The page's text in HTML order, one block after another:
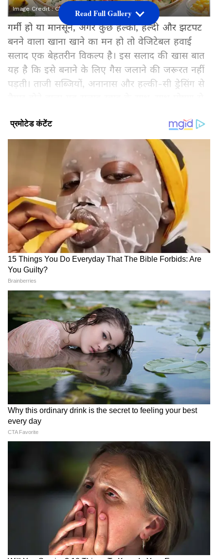
Image Credit :Chatgpt
गर्मी हो या मानसून, अगर कुछ हल्का, हेल्दी और झटपट
बनने वाला खाना खाने का मन हो तो वेजिटेबल हवाई
सलाद एक बेहतरीन विकल्प है। इस सलाद की खास बात
यह है कि इसे बनाने के लिए गैस जलाने की जरूरत नहीं
पड़ती। ताजी सब्जियों, अनानास और हल्की-सी ड्रेसिंग से
शाम के हेल्दी स्नैक के रूप में आसानी से सर्व कर सकते
हैं।
Add Asianetnews Hindi as a Preferred
Source
2
5
Image Credit :Pinterest
जरूरी सामग्री तैयार करें
वेजिटेबल हवाई सलाद बनाने के लिए 1 कप बारीक कटी
पत्तागोभी, 1 गाजर (कद्दूकस की हुई), 1 खीरा, 1 शिमला
मिर्च, आधा कप स्वीट कॉर्न (उबला हुआ), आधा कप
अनानास के छोटे टुकड़े, 1 छोटा प्याज, थोड़ा हरा धनिया
और सलाद पत्ते लें। ड्रेसिंग के लिए 2 चम्मच मेयोनीज, 1
चम्मच फ्रेश क्रीम या दही, 1 चम्मच नींबू का रस,
स्वादानुसार काली मिर्च, नमक और थोड़ा-सा शहद या
चीनी रखें।
Read Full Gallery